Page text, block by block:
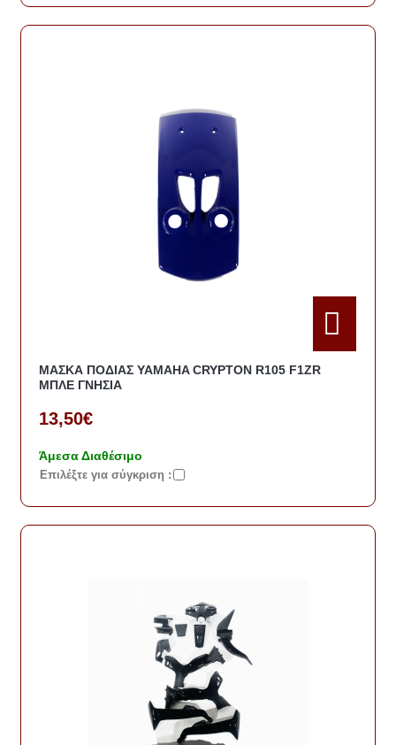
ΜΑΣΚΑ ΠΟΔΙΑΣ YAMAHA CRYPTON R105 F1ZR
ΜΠΛΕ ΓΝΗΣΙΑ
13,50€
Άμεσα Διαθέσιμο
Eπιλέξτε για σύγκριση :